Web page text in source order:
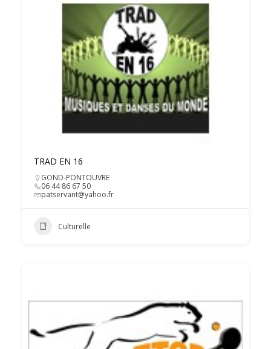
TRAD EN 16
GOND-PONTOUVRE
06 44 86 67 50
patservant@yahoo.fr
Culturelle